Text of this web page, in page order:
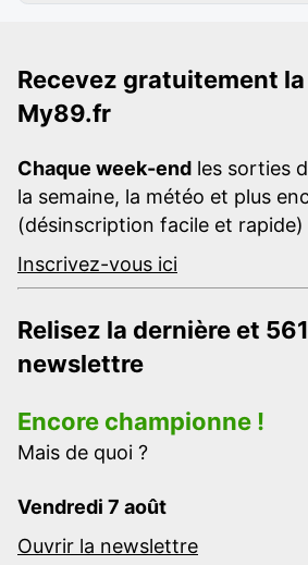
Recevez gratuitement la
My89.fr
Chaque week-end les sorties
la semaine, la météo et plus
(désinscription facile et rapide)
Inscrivez-vous ici
Relisez la dernière et
newslettre
Encore championne !
Mais de quoi ?
Vendredi 7 août
Ouvrir la newslettre